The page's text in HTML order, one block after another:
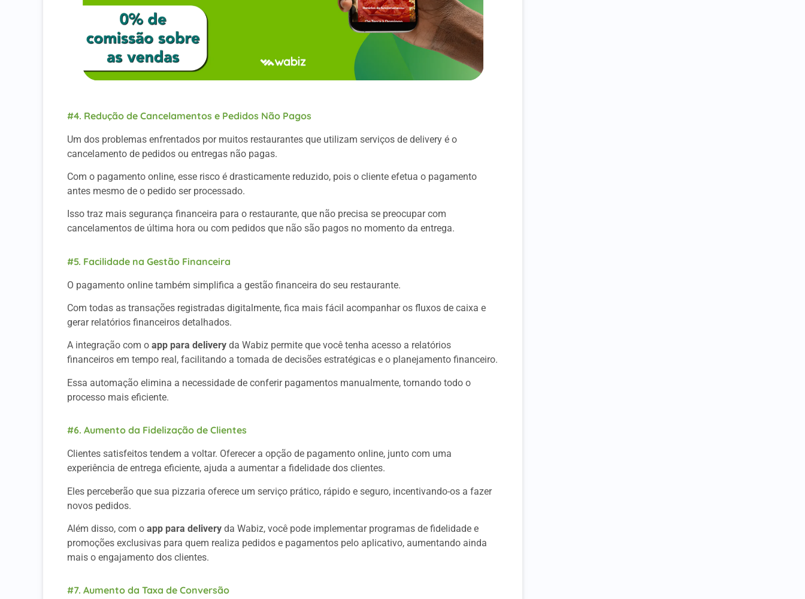
#4. Redução de Cancelamentos e Pedidos Não Pagos
Um dos problemas enfrentados por muitos restaurantes que utilizam serviços de delivery é o
cancelamento de pedidos ou entregas não pagas.
Com o pagamento online, esse risco é drasticamente reduzido, pois o cliente efetua o pagamento
antes mesmo de o pedido ser processado.
Isso traz mais segurança financeira para o restaurante, que não precisa se preocupar com
cancelamentos de última hora ou com pedidos que não são pagos no momento da entrega.
#5. Facilidade na Gestão Financeira
O pagamento online também simplifica a gestão financeira do seu restaurante.
Com todas as transações registradas digitalmente, fica mais fácil acompanhar os fluxos de caixa e
gerar relatórios financeiros detalhados.
A integração com o app para delivery da Wabiz permite que você tenha acesso a relatórios
financeiros em tempo real, facilitando a tomada de decisões estratégicas e o planejamento financeiro.
Essa automação elimina a necessidade de conferir pagamentos manualmente, tornando todo o
processo mais eficiente.
#6. Aumento da Fidelização de Clientes
Clientes satisfeitos tendem a voltar. Oferecer a opção de pagamento online, junto com uma
experiência de entrega eficiente, ajuda a aumentar a fidelidade dos clientes.
Eles perceberão que sua pizzaria oferece um serviço prático, rápido e seguro, incentivando-os a fazer
novos pedidos.
Além disso, com o app para delivery da Wabiz, você pode implementar programas de fidelidade e
promoções exclusivas para quem realiza pedidos e pagamentos pelo aplicativo, aumentando ainda
mais o engajamento dos clientes.
#7. Aumento da Taxa de Conversão